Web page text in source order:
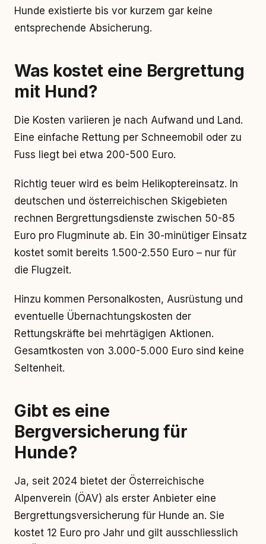
Hunde existierte bis vor kurzem gar keine
entsprechende Absicherung.
Was kostet eine Bergrettung
mit Hund?
Die Kosten variieren je nach Aufwand und Land.
Eine einfache Rettung per Schneemobil oder zu
Fuss liegt bei etwa 200-500 Euro.
Richtig teuer wird es beim Helikoptereinsatz. In
deutschen und österreichischen Skigebieten
rechnen Bergrettungsdienste zwischen 50-85
Euro pro Flugminute ab. Ein 30-minütiger Einsatz
kostet somit bereits 1.500-2.550 Euro – nur für
die Flugzeit.
Hinzu kommen Personalkosten, Ausrüstung und
eventuelle Übernachtungskosten der
Rettungskräfte bei mehrtägigen Aktionen.
Gesamtkosten von 3.000-5.000 Euro sind keine
Seltenheit.
Gibt es eine
Bergversicherung für
Hunde?
Ja, seit 2024 bietet der Österreichische
Alpenverein (ÖAV) als erster Anbieter eine
Bergrettungsversicherung für Hunde an. Sie
kostet 12 Euro pro Jahr und gilt ausschliesslich